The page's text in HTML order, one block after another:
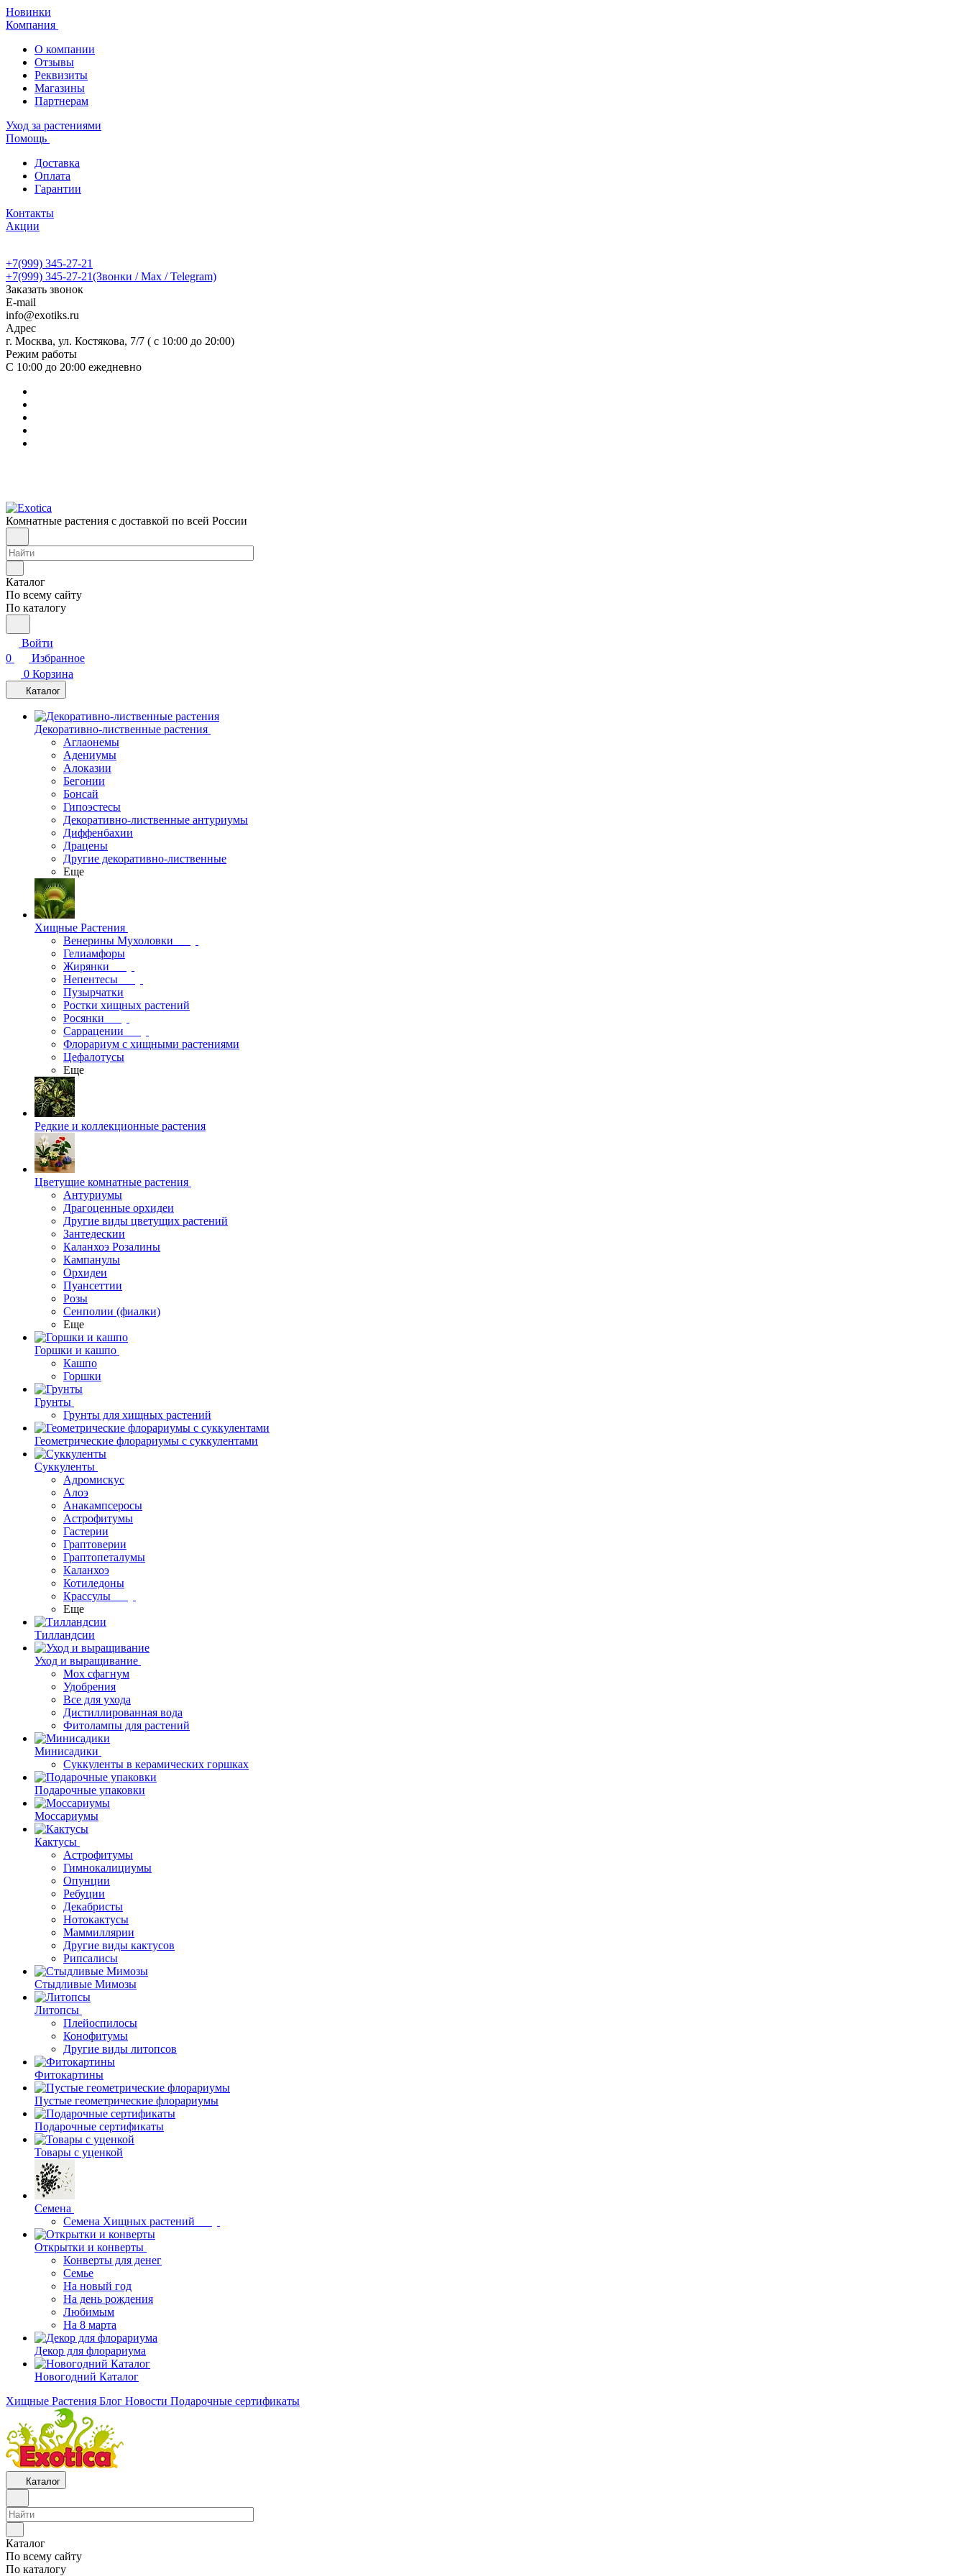
Новинки
Компания
О компании
Отзывы
Реквизиты
Магазины
Партнерам
Уход за растениями
Помощь
Доставка
Оплата
Гарантии
Контакты
Акции
+7(999) 345-27-21
+7(999) 345-27-21(Звонки / Max / Telegram)
Заказать звонок
E-mail
info@exotiks.ru
Адрес
г. Москва, ул. Костякова, 7/7 ( с 10:00 до 20:00)
Режим работы
С 10:00 до 20:00 ежедневно
Комнатные растения с доставкой по всей России
Каталог
По всему сайту
По каталогу
Войти
0
Избранное
0 Корзина
Каталог
Декоративно-лиственные растения
Аглаонемы
Адениумы
Алоказии
Бегонии
Бонсай
Гипоэстесы
Декоративно-лиственные антуриумы
Диффенбахии
Драцены
Другие декоративно-лиственные
Еще
Хищные Растения
Венерины Мухоловки
Гелиамфоры
Жирянки
Непентесы
Пузырчатки
Ростки хищных растений
Росянки
Саррацении
Флорариум с хищными растениями
Цефалотусы
Еще
Редкие и коллекционные растения
Цветущие комнатные растения
Антуриумы
Драгоценные орхидеи
Другие виды цветущих растений
Зантедескии
Каланхоэ Розалины
Кампанулы
Орхидеи
Пуансеттии
Розы
Сенполии (фиалки)
Еще
Горшки и кашпо
Кашпо
Горшки
Грунты
Грунты для хищных растений
Геометрические флорариумы с суккулентами
Суккуленты
Адромискус
Алоэ
Анакампсеросы
Астрофитумы
Гастерии
Граптоверии
Граптопеталумы
Каланхоэ
Котиледоны
Крассулы
Еще
Тилландсии
Уход и выращивание
Мох сфагнум
Удобрения
Все для ухода
Дистиллированная вода
Фитолампы для растений
Минисадики
Суккуленты в керамических горшках
Подарочные упаковки
Моссариумы
Кактусы
Астрофитумы
Гимнокалициумы
Опунции
Ребуции
Декабристы
Нотокактусы
Маммиллярии
Другие виды кактусов
Рипсалисы
Стыдливые Мимозы
Литопсы
Плейоспилосы
Конофитумы
Другие виды литопсов
Фитокартины
Пустые геометрические флорариумы
Подарочные сертификаты
Товары с уценкой
Семена
Семена Хищных растений
Открытки и конверты
Конверты для денег
Семье
На новый год
На день рождения
Любимым
На 8 марта
Декор для флорариума
Новогодний Каталог
Хищные Растения Блог Новости Подарочные сертификаты
Каталог
Каталог
По всему сайту
По каталогу